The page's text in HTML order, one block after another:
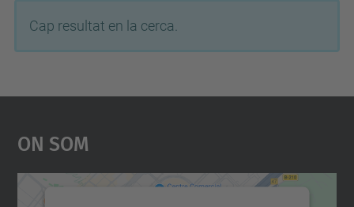
Cap resultat en la cerca.
On Som